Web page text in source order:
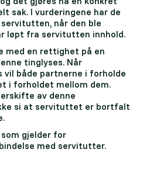
sak. I vurderingene har de
når den ble
løpt fra servitutten innhold.
med en rettighet på en
tinglyses. Når
både partnerne i forholde
i forholdet mellom dem.
av denne
si at servituttet er bortfalt
gjelder for
med servitutter.